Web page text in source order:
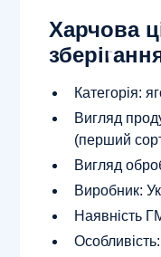
Харчова
Категорія:
Вигляд
(перший
Вигляд
Виробник:
Наявність